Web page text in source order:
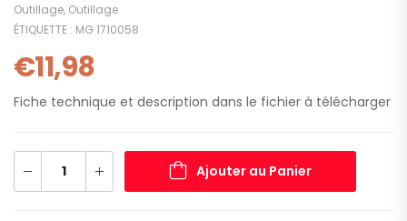
Outillage, Outillage
ÉTIQUETTE : MG 1710058
€11,98
Fiche technique et description dans le fichier à télécharger
Ajouter au Panier